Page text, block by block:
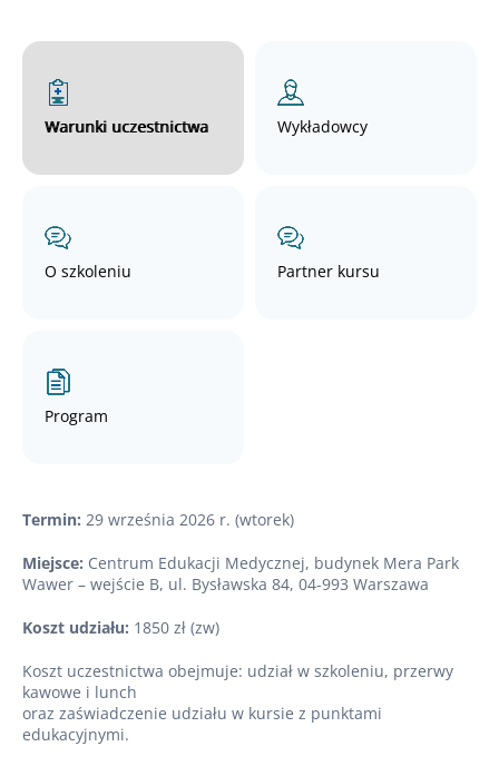
Warunki uczestnictwa Wykładowcy
O szkoleniu Partner kursu
Program
Termin: 29 września 2026 r. (wtorek)
Miejsce: Centrum Edukacji Medycznej, budynek Mera Park
Wawer – wejście B, ul. Bysławska 84, 04-993 Warszawa
Koszt udziału: 1850 zł (zw)
Koszt uczestnictwa obejmuje: udział w szkoleniu, przerwy
kawowe i lunch
oraz zaświadczenie udziału w kursie z punktami
edukacyjnymi.